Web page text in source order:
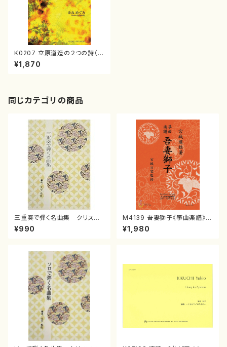
K0207 立原道造の２つの詩（ソ
プラノ，歌/金丸めぐみ/楽譜）
¥1,870
同じカテゴリの商品
三重奏で弾く名曲集 クリスマ
スメドレー( 箏2/大平光美 編
曲/楽譜）
¥990
M4139 吾妻獅子《箏曲楽譜》
（箏/宮城道雄著・宮城宗家監修/
箏曲古典楽譜）
¥1,980